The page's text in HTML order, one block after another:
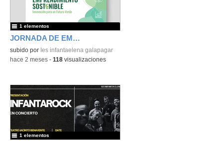
JORNADA DE EMPRENDIMIENTO
subido por Ies infantaelena galapagar
1 elementos
-hace 2 meses - 118 visualizaciones
1 elementos